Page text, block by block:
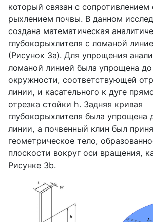
который связан с сопротивлением
рыхлением почвы. В данном
создана математическая
глубокорыхлителя с ломаной
(Рисунок 3a). Для упрощения
ломаной линией была упрощена до
окружности, соответствующей
линии, и касательного к дуге
отрезка стойки h. Задняя кривая
глубокорыхлителя была упрощена
линии, а почвенный клин был
геометрическое тело,
плоскости вокруг оси вращения,
Рисунке 3b.